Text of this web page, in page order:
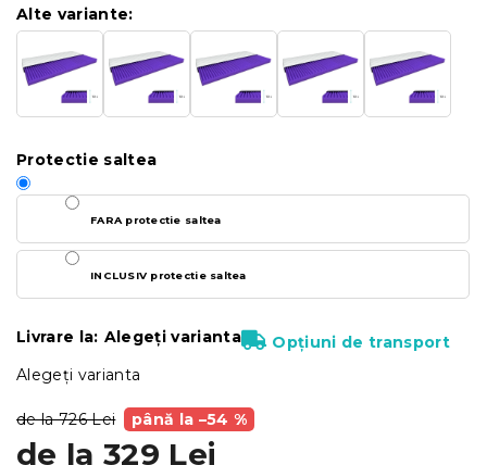
de la 726 Lei până la –54 %
de la 329 Lei
Alegeţi varianta
Alte variante:
Protectie saltea
FARA protectie saltea
INCLUSIV protectie saltea
Livrare la: Alegeţi varianta Opțiuni de transport